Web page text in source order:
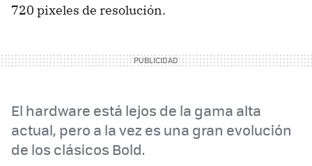
720 pixeles de resolución.
El hardware está lejos de la gama alta
actual, pero a la vez es una gran evolución
de los clásicos Bold.